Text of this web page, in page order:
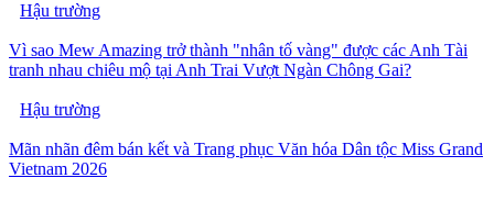
Hậu trường
Vì sao Mew Amazing trở thành "nhân tố vàng" được các Anh Tài
tranh nhau chiêu mộ tại Anh Trai Vượt Ngàn Chông Gai?
Hậu trường
Mãn nhãn đêm bán kết và Trang phục Văn hóa Dân tộc Miss Grand
Vietnam 2026